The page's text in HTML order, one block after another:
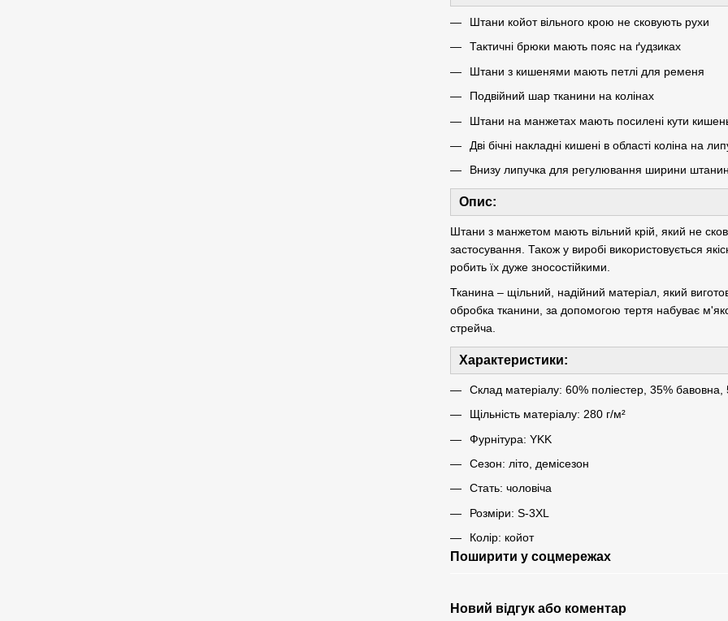
Штани койот вільного крою не сковують рухи
Тактичні брюки мають пояс на ґудзиках
Штани з кишенями мають петлі для ременя
Подвійний шар тканини на колінах
Штани на манжетах мають посилені кути
Дві бічні накладні кишені в області коліна на
Внизу липучка для регулювання ширини
Опис:
Штани з манжетом мають вільний крій, який не
застосування. Також у виробі використовується
робить їх дуже зносостійкими.
Тканина – щільний, надійний матеріал, який
обробка тканини, за допомогою тертя набуває
стрейча.
Характеристики:
Склад матеріалу: 60% поліестер, 35% бавовна,
Щільність матеріалу: 280 г/м²
Фурнітура: YKK
Сезон: літо, демісезон
Стать: чоловіча
Розміри: S-3XL
Колір: койот
Поширити у соцмережах
Новий відгук або коментар